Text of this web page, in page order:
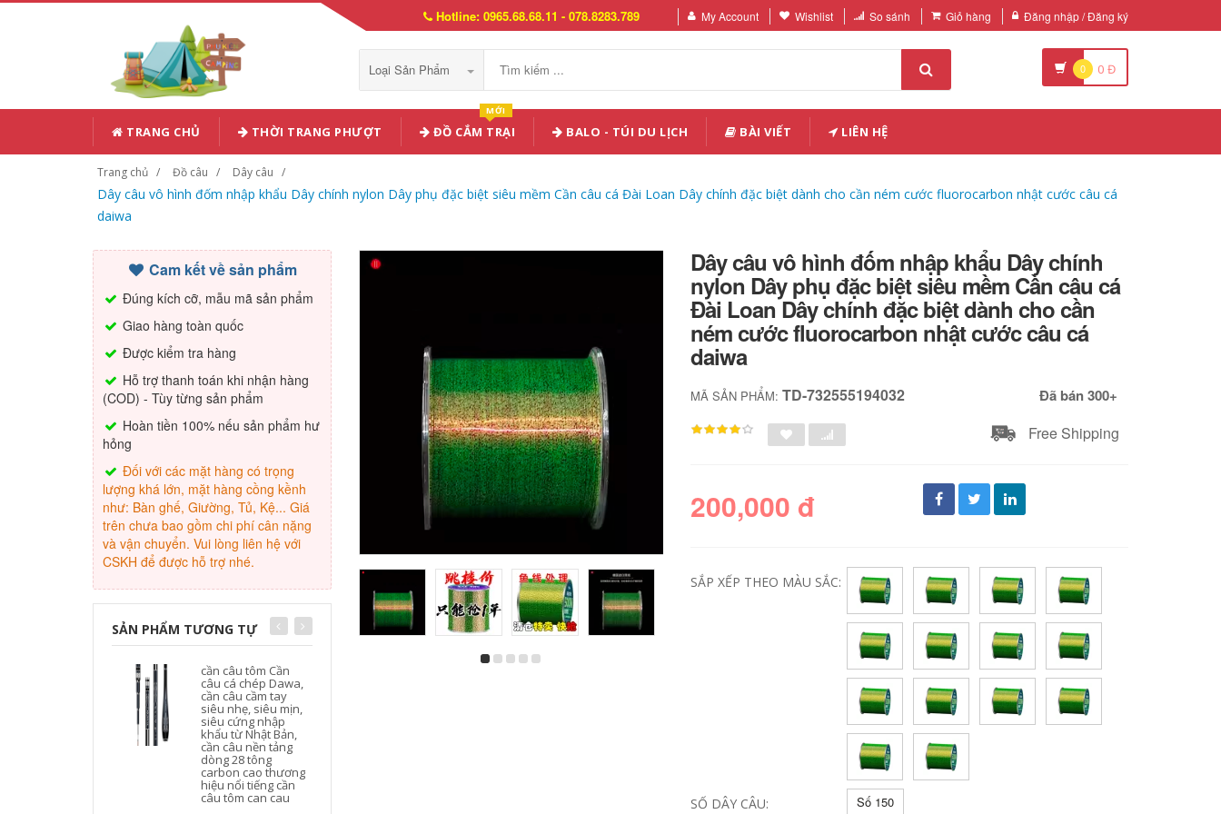
Hotline: 0965.68.68.11 - 078.8283.789 My Account Wishlist So sánh Giỏ hàng Đăng nhập / Đăng ký
Loại Sản Phẩm 0 0 Đ
TRANG CHỦ THỜI TRANG PHƯỢT ĐỒ CẮM TRẠI
MỚI
BALO - TÚI DU LỊCH BÀI VIẾT LIÊN HỆ
Trang chủ Đồ câu Dây câu
Dây câu vô hình đốm nhập khẩu Dây chính nylon Dây phụ đặc biệt siêu mềm Cần câu cá Đài Loan Dây chính đặc biệt dành cho cần ném cước fluorocarbon nhật cước câu cá
daiwa
Cam kết về sản phẩm
Đúng kích cỡ, mẫu mã sản phẩm
Giao hàng toàn quốc
Được kiểm tra hàng
Hỗ trợ thanh toán khi nhận hàng
(COD) - Tùy từng sản phẩm
Hoàn tiền 100% nếu sản phẩm hư
hỏng
Đối với các mặt hàng có trọng
lượng khá lớn, mặt hàng cồng kềnh
như: Bàn ghế, Giường, Tủ, Kệ... Giá
trên chưa bao gồm chi phí cân nặng
và vận chuyển. Vui lòng liên hệ với
CSKH để được hỗ trợ nhé.
SẢN PHẨM TƯƠNG TỰ
cần câu tôm Cần
câu cá chép Dawa,
cần câu cầm tay
siêu nhẹ, siêu mịn,
siêu cứng nhập
khẩu từ Nhật Bản,
cần câu nền tảng
dòng 28 tông
carbon cao thương
hiệu nổi tiếng cần
câu tôm can cau
Dây câu vô hình đốm nhập khẩu Dây chính
nylon Dây phụ đặc biệt siêu mềm Cần câu cá
Đài Loan Dây chính đặc biệt dành cho cần
ném cước fluorocarbon nhật cước câu cá
daiwa
MÃ SẢN PHẨM:TD-732555194032 Đã bán 300+
Free Shipping
200,000 đ
SẮP XẾP THEO MÀU SẮC:
SỐ DÂY CÂU: Số 150